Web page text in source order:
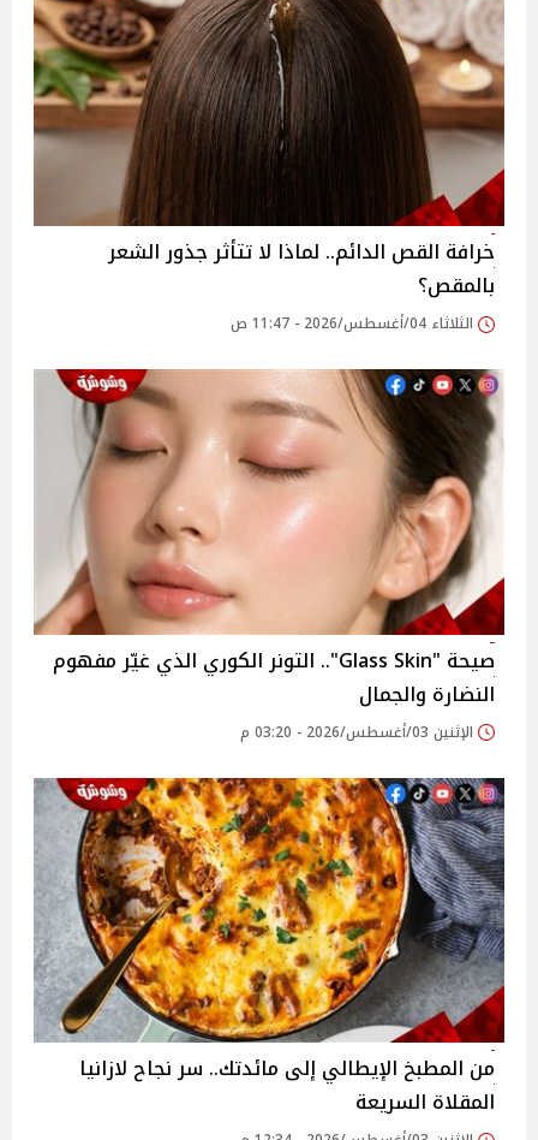
خرافة القص الدائم.. لماذا لا تتأثر جذور الشعر
بالمقص؟
الثلاثاء 04/أغسطس/2026 - 11:47 ص
صيحة "Glass Skin".. التونر الكوري الذي غيّر مفهوم
النضارة والجمال
الإثنين 03/أغسطس/2026 - 03:20 م
من المطبخ الإيطالي إلى مائدتك.. سر نجاح لازانيا
المقلاة السريعة